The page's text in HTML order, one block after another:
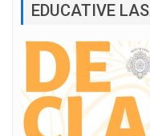
EDUCATIVE